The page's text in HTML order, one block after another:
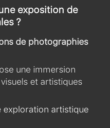
exposition de
?
de photographies
une immersion
et artistiques
exploration artistique